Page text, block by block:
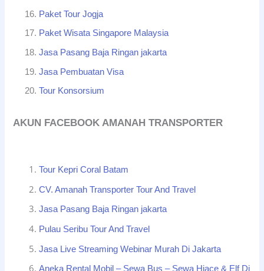
Paket Tour Jogja
Paket Wisata Singapore Malaysia
Jasa Pasang Baja Ringan jakarta
Jasa Pembuatan Visa
Tour Konsorsium
AKUN FACEBOOK AMANAH TRANSPORTER
Tour Kepri Coral Batam
CV. Amanah Transporter Tour And Travel
Jasa Pasang Baja Ringan jakarta
Pulau Seribu Tour And Travel
Jasa Live Streaming Webinar Murah Di Jakarta
Aneka Rental Mobil – Sewa Bus – Sewa Hiace & Elf Di